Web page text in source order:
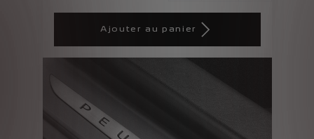
Price
€
Quantity
1
Ajouter au panier